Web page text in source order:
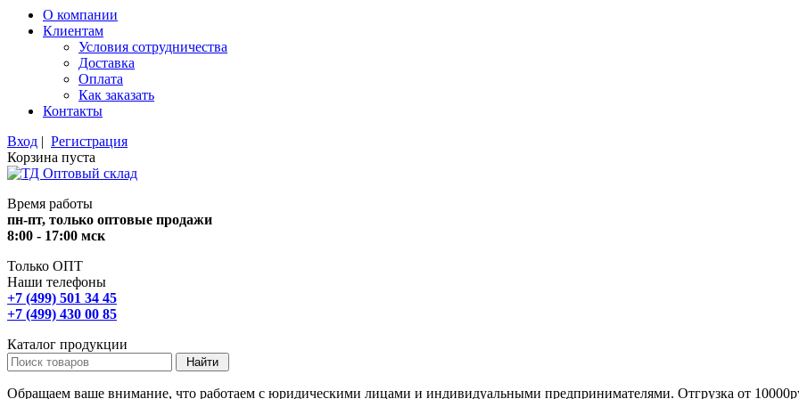
О компании
Клиентам
Условия сотрудничества
Доставка
Оплата
Как заказать
Контакты
Вход | Регистрация
Корзина пуста
Время работы
пн-пт, только оптовые продажи
8:00 - 17:00 мск
Только ОПТ
Наши телефоны
+7 (499) 501 34 45
+7 (499) 430 00 85
Каталог продукции
Обращаем ваше внимание, что работаем с юридическими лицами и индивидуальными предпринимателями. Отгрузка от